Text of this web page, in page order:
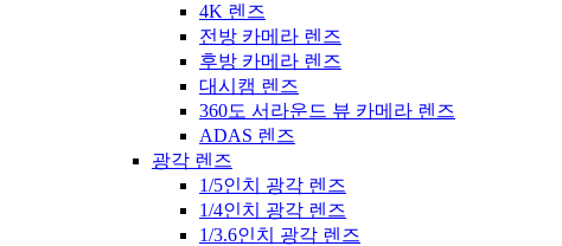
4K 렌즈
전방 카메라 렌즈
후방 카메라 렌즈
대시캠 렌즈
360도 서라운드 뷰 카메라 렌즈
ADAS 렌즈
광각 렌즈
1/5인치 광각 렌즈
1/4인치 광각 렌즈
1/3.6인치 광각 렌즈